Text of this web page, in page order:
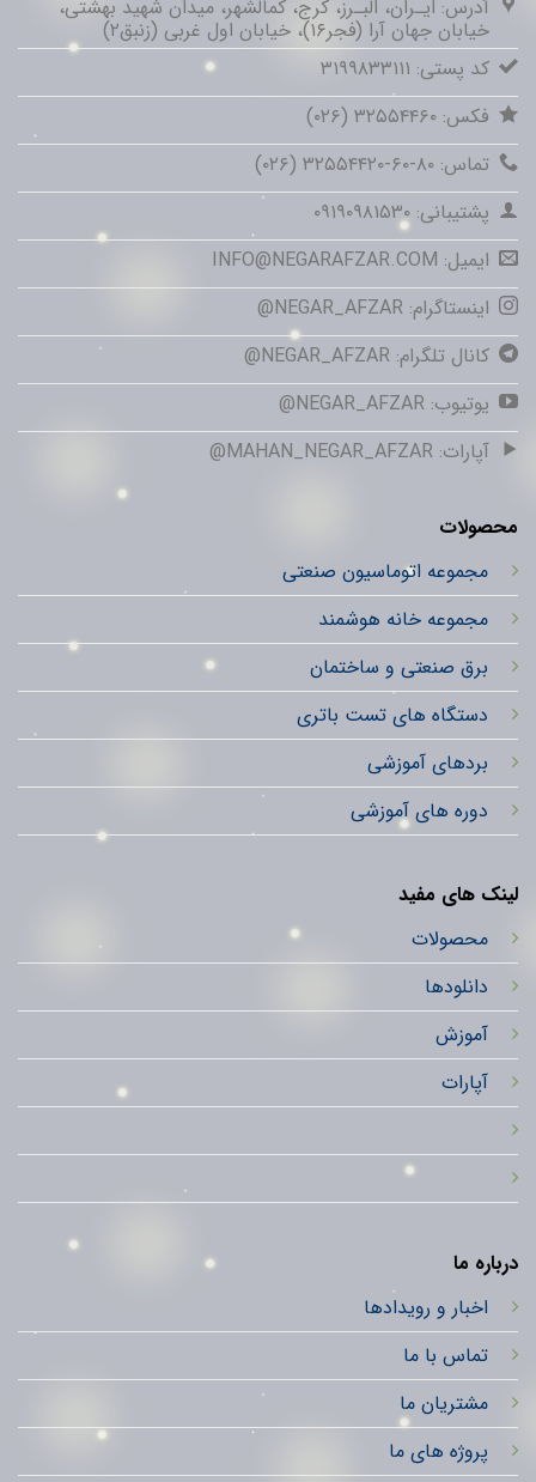
آدرس: ایـران، البـرز، کرج، کمالشهر، میدان شهید بهشتی،
خیابان جهان آرا (فجر۱۶)، خیابان اول غربی (زنبق۲)
کد پستی: ۳۱۹۹۸۳۳۱۱۱
فکس: ۳۲۵۵۴۴۶۰ (۰۲۶)
تماس: ۸۰-۶۰-۳۲۵۵۴۴۲۰ (۰۲۶)
پشتیبانی: ۰۹۱۹۰۹۸۱۵۳۰
ایمیل: INFO@NEGARAFZAR.COM
اینستاگرام: NEGAR_AFZAR@
کانال تلگرام: NEGAR_AFZAR@
یوتیوب: NEGAR_AFZAR@
آپارات: MAHAN_NEGAR_AFZAR@
محصولات
مجموعه اتوماسیون صنعتی
مجموعه خانه هوشمند
برق صنعتی و ساختمان
دستگاه های تست باتری
بردهای آموزشی
دوره های آموزشی
لینک های مفید
محصولات
دانلودها
آموزش
آپارات
درباره ما
اخبار و رویدادها
تماس با ما
مشتریان ما
پروژه های ما